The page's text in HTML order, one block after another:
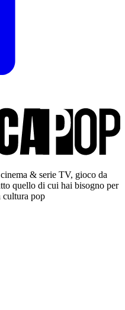
& serie TV, gioco da
quello di cui hai bisogno per
cultura pop